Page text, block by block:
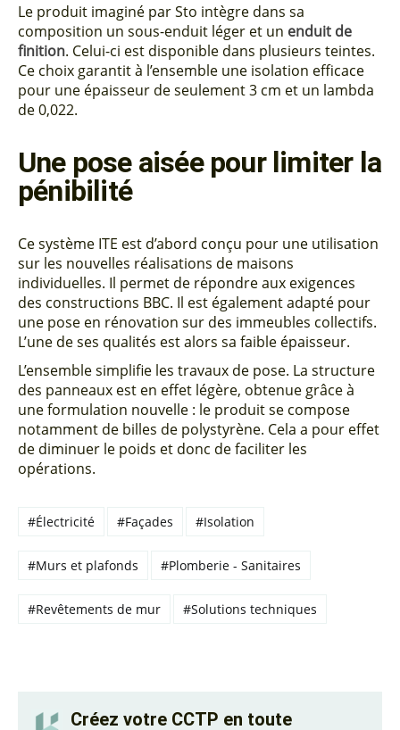
Le produit imaginé par Sto intègre dans sa
composition un sous-enduit léger et un enduit de
finition. Celui-ci est disponible dans plusieurs teintes.
Ce choix garantit à l’ensemble une isolation efficace
pour une épaisseur de seulement 3 cm et un lambda
de 0,022.
Une pose aisée pour limiter la
pénibilité
Ce système ITE est d’abord conçu pour une utilisation
sur les nouvelles réalisations de maisons
individuelles. Il permet de répondre aux exigences
des constructions BBC. Il est également adapté pour
une pose en rénovation sur des immeubles collectifs.
L’une de ses qualités est alors sa faible épaisseur.
L’ensemble simplifie les travaux de pose. La structure
des panneaux est en effet légère, obtenue grâce à
une formulation nouvelle : le produit se compose
notamment de billes de polystyrène. Cela a pour effet
de diminuer le poids et donc de faciliter les
opérations.
#Électricité #Façades #Isolation
#Murs et plafonds #Plomberie - Sanitaires
#Revêtements de mur #Solutions techniques
Créez votre CCTP en toute